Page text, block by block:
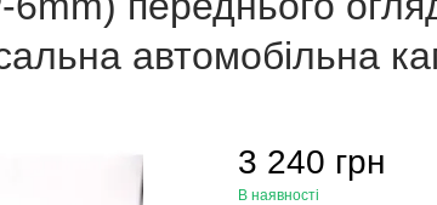
автомобільна
3 240 грн
В наявності